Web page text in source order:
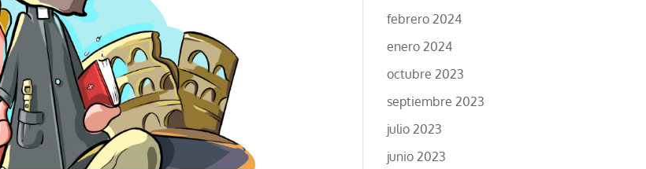
febrero 2024
enero 2024
octubre 2023
septiembre 2023
julio 2023
junio 2023